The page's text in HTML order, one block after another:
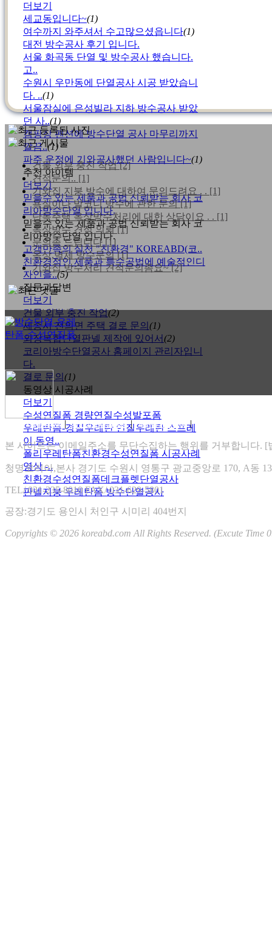
더보기
세교동입니다~(1)
여수까지 와주셔서 수고많으셨읍니다(1)
대전 방수공사 후기 입니다.
서울 화곡동 단열 및 방수공사 했습니다.
고..
수원시 우만동에 단열공사 시공 받았습니
다. ..(1)
서울잠실에 은성빌라 지하 방수공사 받았
던 사..(1)
캠핑장 펜션에 방수단열 공사 마무리까지
깔끔..(1)
파주 운정에 기와공사했던 사람입니다~(1)
추천 아이템
더보기
믿을수 있는 제품과 공법 신뢰받는 회사 코
리아방수단열 입니다.
믿을수 있는 제품과 공법 신뢰받는 회사 코
리아방수단열 입니다.
고객만족의 실천 "친환경" KOREABD(코..
친환경적인 제품과 특수공법에 예술적인디
자인을..(5)
질문과답변
더보기
건물 외부 충진 작업(2)
세종시 전의면 주택 결로 문의 (1)
외장복합단열판넬 제작에 있어서 (2)
코리아방수단열공사 홈페이지 관리자입니
다.
결로 문의 (1)
동영상 시공사례
더보기
수성연질폼 경량연질수성발포폼
우레탄폼-경질우레탄 연질우레탄 스프레
이 동영..
폴리우레탄폼친환경수성연질폼 시공사례
영상 -..
친환경수성연질폼데크플렛단열공사
판넬지붕 우레탄폼 방수단열공사
건물 외부 충진 작업[2]
견적문의.. [1]
기와집 지붕 방수에 대하여 문의드려요 . . [1]
욕실이나 발코니 방수에 관한 문의[1]
단독주택 옥상방수처리에 대한 상담이요 . . [1]
옥상방수 견적 의뢰[1]
문의좀 드립니다[1]
옥상,벽체 방수문의[1]
기와집 방수처리 견적문의좀요~[2]
안녕하세요!
홈페이지 바이러스 문제 . .
실시간 TV보기 -https://ha . .
e
e
방수단열 자작쇼핑몰 오픈합니다.
협력회사를 모집합니다.
즐거운 설 명절 보내세요 ~
코리아방수단열 인사드립니다.
2026.06
월 화 수 목 금 토
01 02 03 04 05 06
07 08 09 10 11 12 13
21 22 23 24 25 26 27
홈페이지 이용약관 | 개인정보 취급방침 | 게시물 게재원칙 |
본 사이트는 이메일주소를 무단수집하는 행위를 거부합니다. [
청명코리아,본사 경기도 수원시 영통구 광교중앙로 170, A동
TEL/ 031-235-8010 FAX/ 031-629-5801
공장:경기도 용인시 처인구 시미리 404번지
Copyrights © 2026 koreabd.com All Rights Reserved. (Excute Time